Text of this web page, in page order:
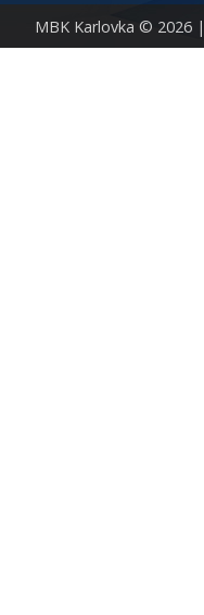
MBK Karlovka © 2026 |